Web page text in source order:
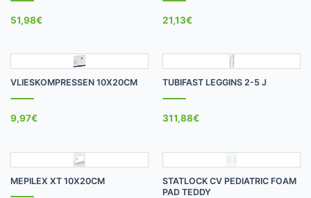
51,98€ 21,13€
VLIESKOMPRESSEN 10X20CM
9,97€
TUBIFAST LEGGINS 2-5 J
311,88€
MEPILEX XT 10X20CM
STATLOCK CV PEDIATRIC FOAM
PAD TEDDY